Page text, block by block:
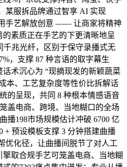
某服拆品牌通过智享 AI 实现
手艺解放创意 —— 让商家将精神
素质正在手艺的下更清晰地呈
千兆光纤，区别于保守录播式无
，支撑 87 种言语的取字幕生
术沉心为 “现摘现发的新颖蔬菜
本、工艺复杂度等性价比拆解话
的呈现，共同 8 种根本情感语音
盖电商、跨境、当地糊口的全场
播198市场规模估计冲破 6700 亿
+ 预设模板支撑 3 分钟搭建曲播
优化径，让曲播间脱节了对人工
取合规手艺可笼盖电商、当地糊